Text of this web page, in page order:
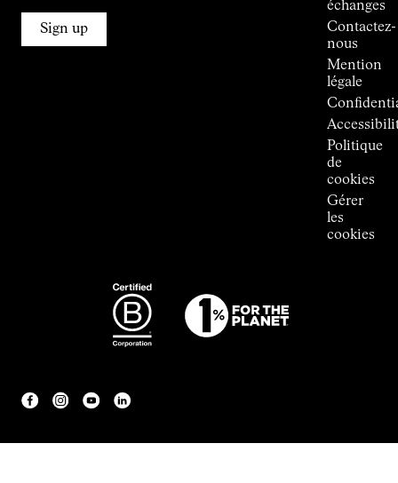
Sign up
échanges
Contactez-
nous
Mention
légale
Politique
de
cookies
Gérer
les
cookies